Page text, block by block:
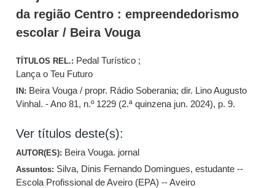
da região Centro : empreendedorismo
escolar / Beira Vouga
TÍTULOS REL.: Pedal Turístico ;
Lança o Teu Futuro
IN: Beira Vouga / propr. Rádio Soberania; dir. Lino Augusto
Vinhal. - Ano 81, n.º 1229 (2.ª quinzena jun. 2024), p. 9.
Ver títulos deste(s):
AUTOR(ES): Beira Vouga. jornal
Assuntos: Silva, Dinis Fernando Domingues, estudante --
Escola Profissional de Aveiro (EPA) -- Aveiro